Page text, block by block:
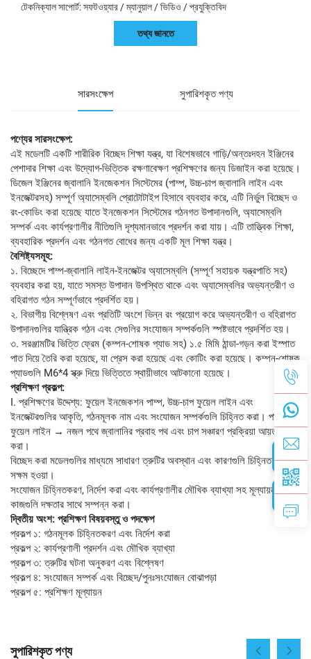
টেকনিক্যাল সাপোর্ট: সফটওয়্যার / ম্যানুয়াল / ভিডিও / প্রযুক্তিবিদ
তথ্য জানতে
সারসংক্ষেপ সুপারিশকৃত পণ্য
পণ্যের সারসংক্ষেপ:
এই মডেলটি একটি শারীরিক বিচ্ছেদ শিক্ষা যন্ত্র, যা বিশেষভাবে গাড়ি/অন্তঃদহন ইঞ্জিনের
পেশাদার শিক্ষা এবং উদ্যোগ-ভিত্তিক রক্ষণাবেক্ষণ প্রশিক্ষণের জন্য ডিজাইন করা হয়েছে।
ডিজেল ইঞ্জিনের জ্বালানি ইনজেকশন সিস্টেমের (পাম্প, উচ্চ-চাপ জ্বালানি লাইন এবং
ইনজেক্টরসহ) সম্পূর্ণ অ্যাসেম্বলি প্রোটোটাইপ হিসাবে ব্যবহার করে, এটি নির্ভুল বিচ্ছেদ ও
রং-কোডিং করা হয়েছে যাতে ইনজেকশন সিস্টেমের গঠনগত উপাদানগুলি, অ্যাসেম্বলি
সম্পর্ক এবং কার্যপ্রণালীর নীতিগুলি দৃশ্যমানভাবে প্রদর্শন করা যায়। এটি তাত্ত্বিক শিক্ষা,
ব্যবহারিক প্রদর্শন এবং গঠনগত বোধের জন্য একটি মূল শিক্ষা যন্ত্র।
বৈশিষ্ট্যসমূহ:
১. বিচ্ছেদে পাম্প-জ্বালানি লাইন-ইনজেক্টর অ্যাসেম্বলি (সম্পূর্ণ সহায়ক যন্ত্রপাতি সহ)
ব্যবহার করা হয়, যাতে সমস্ত উপাদান উপস্থিত থাকে এবং অ্যাসেম্বলির অভ্যন্তরীণ ও
বহিরাগত গঠন সম্পূর্ণভাবে প্রদর্শিত হয়।
২. বিভাগীয় বিশ্লেষণ এবং প্রতিটি অংশে ভিন্ন রং প্রয়োগ করে অভ্যন্তরীণ ও বহিরাগত
উপাদানগুলির যান্ত্রিক গঠন এবং সেগুলির সংযোজন সম্পর্কগুলি স্পষ্টভাবে প্রদর্শিত হয়।
৩. সরঞ্জামটির ভিত্তি ফ্রেম (কম্পন-শোষক প্যাড সহ) ১.৫ মিমি ঠান্ডা-গড়ন করা ইস্পাত
পাত দিয়ে তৈরি করা হয়েছে, যা প্রেস করা হয়েছে এবং কোটিং করা হয়েছে। কম্পন-শোষক
প্যাডগুলি M6*4 স্ক্রু দিয়ে ভিত্তিতে স্থায়ীভাবে আটকানো হয়েছে।
প্রশিক্ষণ প্রকল্প:
I. প্রশিক্ষণের উদ্দেশ্য: ফুয়েল ইনজেকশন পাম্প, উচ্চ-চাপ ফুয়েল লাইন এবং
ইনজেক্টরগুলির আকৃতি, গঠনমূলক নাম এবং সংযোজন সম্পর্কগুলি চিহ্নিত করা। পাম্প →
ফুয়েল লাইন → নজল পথে জ্বালানির প্রবাহ পথ এবং চাপ সঞ্চারণ প্রক্রিয়া আয়ত্ত
করা।
বিচ্ছেদ করা মডেলগুলির মাধ্যমে সাধারণ ত্রুটির অবস্থান এবং কারণগুলি চিহ্নিত করতে
সক্ষম হওয়া।
সংযোজন চিহ্নিতকরণ, নির্দেশ করা এবং কার্যপ্রণালীর মৌখিক ব্যাখ্যা সহ মূল্যায়ন
কাজগুলি দক্ষতার সাথে সম্পন্ন করা।
দ্বিতীয় অংশ: প্রশিক্ষণ বিষয়বস্তু ও পদক্ষেপ
প্রকল্প ১: গঠনমূলক চিহ্নিতকরণ এবং নির্দেশ করা
প্রকল্প ২: কার্যপ্রণালী প্রদর্শন এবং মৌখিক ব্যাখ্যা
প্রকল্প ৩: ত্রুটির ঘটনা অনুকরণ এবং বিশ্লেষণ
প্রকল্প ৪: সংযোজন সম্পর্ক এবং বিচ্ছেদ/পুনঃসংযোজন বোঝাপড়া
প্রকল্প ৫: প্রশিক্ষণ মূল্যায়ন
সুপারিশকৃত পণ্য